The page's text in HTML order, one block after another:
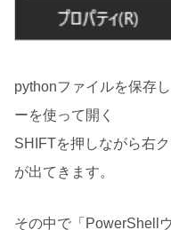
pythonファイルを保存
ーを使って開く
SHIFTを押しながら右
が出てきます。
その中で「PowerShell